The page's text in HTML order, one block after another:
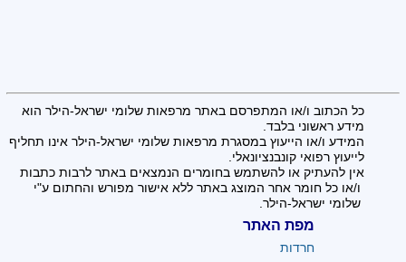
כל הכתוב ו/או המתפרסם באתר מרפאות שלומי ישראל-הילר הוא
מידע ראשוני בלבד.
המידע ו/או הייעוץ במסגרת מרפאות שלומי ישראל-הילר אינו תחליף
לייעוץ רפואי קונבנציונאלי.
אין להעתיק או להשתמש בחומרים הנמצאים באתר לרבות כתבות
ו/או כל חומר אחר המוצג באתר ללא אישור מפורש והחתום ע"י
שלומי ישראל-הילר.
מפת האתר
חרדות